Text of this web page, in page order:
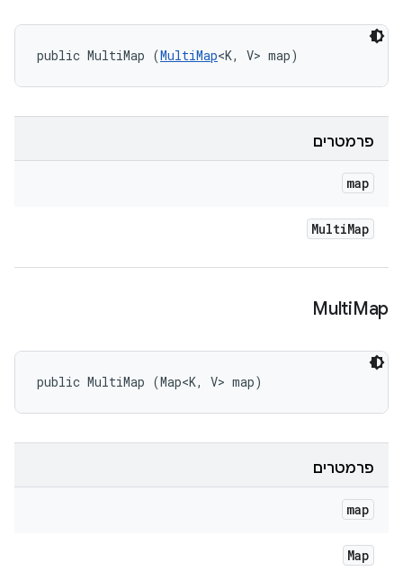
public MultiMap (MultiMap<K, V> map)
פרמטרים
map
MultiMap
MultiMap
public MultiMap (Map<K, V> map)
פרמטרים
map
Map